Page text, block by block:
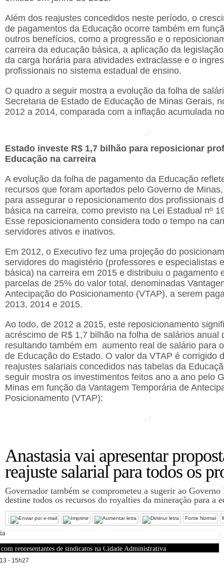
Além dos reajustes concedidos neste período, o
de pagamentos da Educação ocorre também em
outros benefícios, como a progressão e o
carreira da educação básica, a aplicação da
da carga horária para atividades extraclasse e o
profissionais no sistema estadual de ensino.
O quadro a seguir mostra a evolução da folha de
Secretaria de Estado de Educação de Minas Gerais,
2012 a 2014, comparada com a inflação acumulada
Estado investe R$ 1,7 bilhão para reposicionar
Educação na carreira
A evolução da folha de pagamento da Educação
recursos que foram aportados pelo Governo de
para assegurar o reposicionamento dos profissionais
básica na carreira, como previsto na Lei Estadual nº
Esse reposicionamento considera todo o tempo na
servidores ativos e inativos.
Em 2012, o Executivo fez uma projeção do
servidores do magistério (professores e especialistas
básica) na carreira em 2015 e distribuiu o pagamento
parcelas de 25% do valor total, denominadas
Antecipação do Posicionamento (VTAP), a serem
2013, 2014 e 2015.
Ao todo, de 2012 a 2015, este reposicionamento
acréscimo de R$ 1,7 bilhão na folha de salários anual
resultando também em aumento real de salário para
de Educação do Estado. O valor da VTAP é corrigido
reajustes salariais concedidos nas tabelas da
seguir mostra os investimentos feitos ano a ano pelo
Minas em função da Vantagem Temporária de
Posicionamento (VTAP):
Anastasia vai apresentar
reajuste salarial para todos os
Governador também se comprometeu a sugerir ao Governo
destine todos os recursos do royalties da mineração para a
Fonte Normal
representantes de sindicatos na Cidade Administrativa
- 15h27